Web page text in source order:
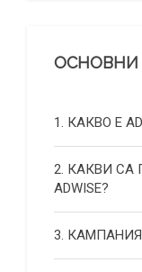
ОСНОВНИ
1. КАКВО Е
2. КАКВИ СА
ADWISE?
3. КАМПАНИЯ